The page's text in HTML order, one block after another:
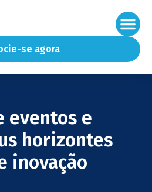
se agora
eventos e
horizontes
inovação